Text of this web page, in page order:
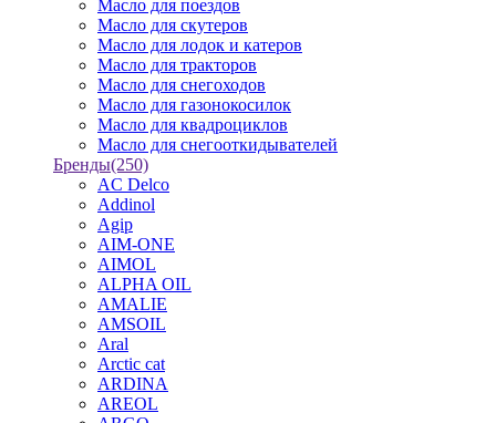
Масло для поездов
Масло для скутеров
Масло для лодок и катеров
Масло для тракторов
Масло для снегоходов
Масло для газонокосилок
Масло для квадроциклов
Масло для снегооткидывателей
Бренды(250)
AC Delco
Addinol
Agip
AIM-ONE
AIMOL
ALPHA OIL
AMALIE
AMSOIL
Aral
Arctic cat
ARDINA
AREOL